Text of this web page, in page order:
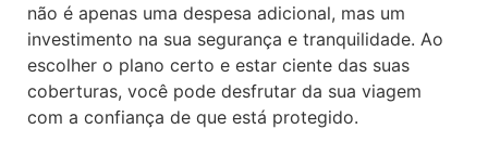
não é apenas uma despesa adicional, mas um
investimento na sua segurança e tranquilidade. Ao
escolher o plano certo e estar ciente das suas
coberturas, você pode desfrutar da sua viagem
com a confiança de que está protegido.